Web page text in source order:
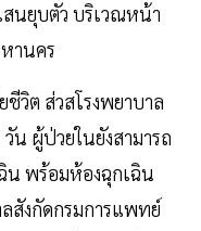
นยุบตัว บริเวณหน้า
านคร
วิต ส่วสโรงพยาบาล
น ผู้ป่วยในยังสามารถ
น พร้อมห้องฉุกเฉิน
สังกัดกรมการแพทย์